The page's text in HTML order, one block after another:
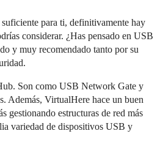
para ti, definitivamente hay
considerar. ¿Has pensado en USB
y muy recomendado tanto por su
Son como USB Network Gate y
Además, VirtualHere hace un buen
gestionando estructuras de red más
variedad de dispositivos USB y